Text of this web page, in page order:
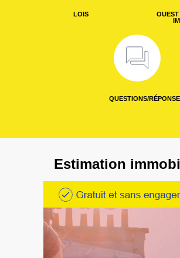
LOIS
QUESTIONS/
Estimation